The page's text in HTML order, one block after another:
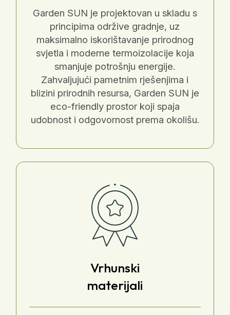
Garden SUN je projektovan u skladu s
principima održive gradnje, uz
maksimalno iskorištavanje prirodnog
svjetla i moderne termoizolacije koja
smanjuje potrošnju energije.
Zahvaljujući pametnim rješenjima i
blizini prirodnih resursa, Garden SUN je
eco-friendly prostor koji spaja
udobnost i odgovornost prema okolišu.
Vrhunski
materijali